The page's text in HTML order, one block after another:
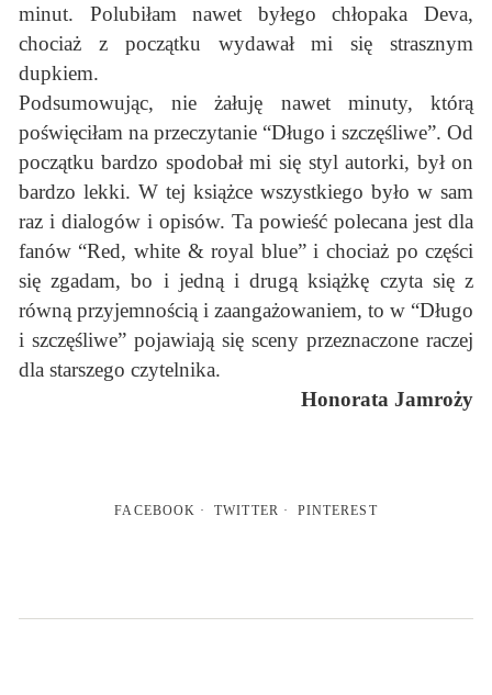
minut. Polubiłam nawet byłego chłopaka Deva,
chociaż z początku wydawał mi się strasznym
dupkiem.
Podsumowując, nie żałuję nawet minuty, którą
poświęciłam na przeczytanie “Długo i szczęśliwe”. Od
początku bardzo spodobał mi się styl autorki, był on
bardzo lekki. W tej książce wszystkiego było w sam
raz i dialogów i opisów. Ta powieść polecana jest dla
fanów “Red, white & royal blue” i chociaż po części
się zgadam, bo i jedną i drugą książkę czyta się z
równą przyjemnością i zaangażowaniem, to w “Długo
i szczęśliwe” pojawiają się sceny przeznaczone raczej
dla starszego czytelnika.
Honorata Jamroży
FACEBOOK TWITTER PINTEREST